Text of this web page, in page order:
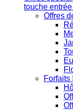
touche
Offres
Forfaits